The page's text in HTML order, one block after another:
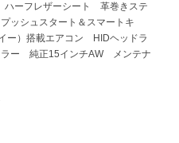
ーフレザーシート 革巻きステ
シュスタート＆スマートキ
）搭載エアコン HIDヘッドラ
ー 純正15インチAW メンテナ